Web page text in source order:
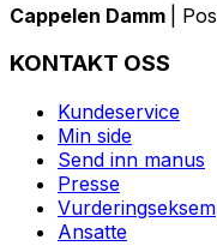
Cappelen Damm |
KONTAKT OSS
Kundeservice
Min side
Send inn manus
Presse
Ansatte